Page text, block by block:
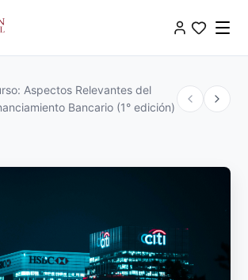
Aspectos Relevantes del
Bancario (1° edición)